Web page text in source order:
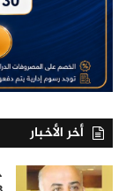
أخر الأخبار